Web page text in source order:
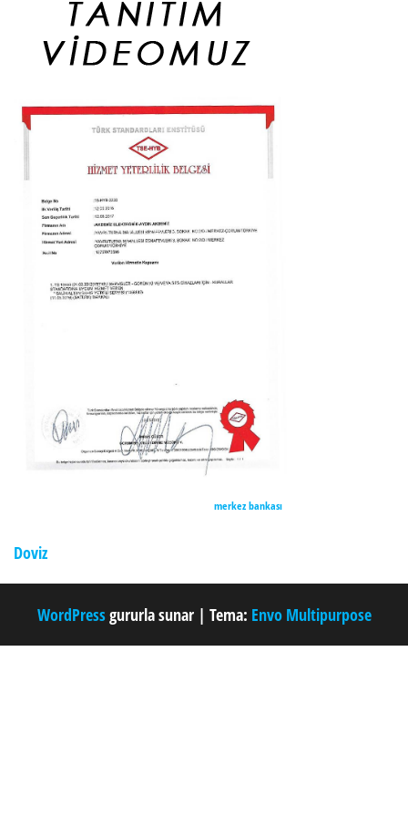
merkez bankası
Doviz
WordPressgururla sunar | Tema: Envo Multipurpose